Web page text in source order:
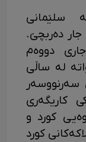
سلێمانی
دەربچێ.
دووەم
لە ژمارەی 82 تا 259 واتە لە ساڵی
سەرنووسەر
کاریگەری
کورد و
کورد